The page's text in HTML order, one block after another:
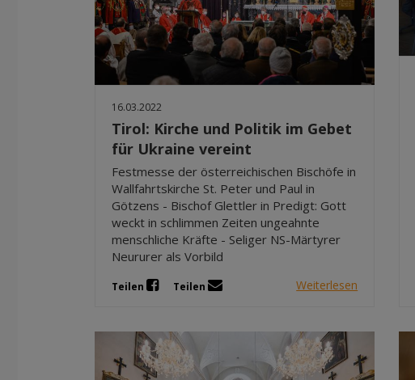
16.03.2022
Tirol: Kirche und Politik im Gebet
für Ukraine vereint
Festmesse der österreichischen Bischöfe in
Wallfahrtskirche St. Peter und Paul in
Götzens - Bischof Glettler in Predigt: Gott
weckt in schlimmen Zeiten ungeahnte
menschliche Kräfte - Seliger NS-Märtyrer
Neururer als Vorbild
Teilen Teilen Weiterlesen